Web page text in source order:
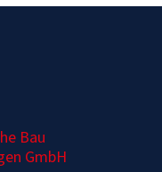
Bau
GmbH